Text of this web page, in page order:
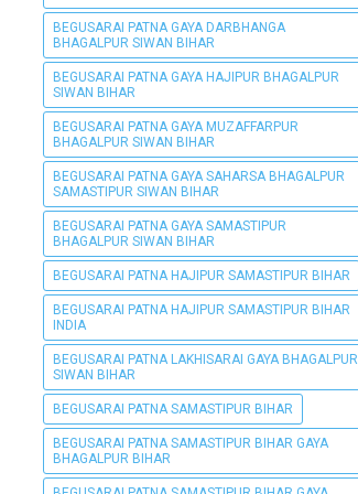
BEGUSARAI PATNA GAYA DARBHANGA
BHAGALPUR SIWAN BIHAR
BEGUSARAI PATNA GAYA HAJIPUR BHAGALPUR
SIWAN BIHAR
BEGUSARAI PATNA GAYA MUZAFFARPUR
BHAGALPUR SIWAN BIHAR
BEGUSARAI PATNA GAYA SAHARSA BHAGALPUR
SAMASTIPUR SIWAN BIHAR
BEGUSARAI PATNA GAYA SAMASTIPUR
BHAGALPUR SIWAN BIHAR
BEGUSARAI PATNA HAJIPUR SAMASTIPUR BIHAR
BEGUSARAI PATNA HAJIPUR SAMASTIPUR BIHAR
INDIA
BEGUSARAI PATNA LAKHISARAI GAYA BHAGALPUR
SIWAN BIHAR
BEGUSARAI PATNA SAMASTIPUR BIHAR
BEGUSARAI PATNA SAMASTIPUR BIHAR GAYA
BHAGALPUR BIHAR